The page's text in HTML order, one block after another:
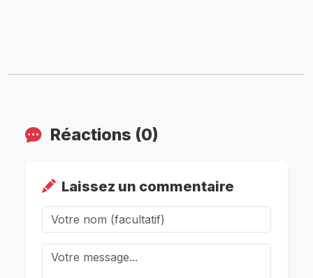
Réactions (0)
Laissez un commentaire